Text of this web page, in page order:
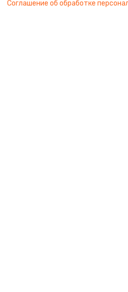
Соглашение об обработке